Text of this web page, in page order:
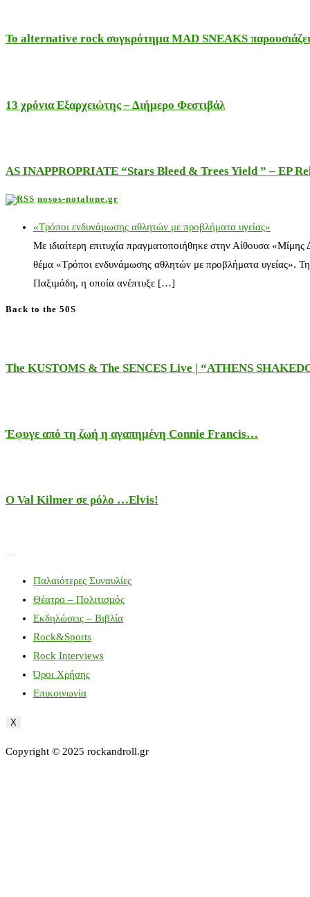
Το alternative rock συγκρότημα MAD SNEAKS
13 χρόνια Εξαρχειώτης – Διήμερο Φεστιβάλ
AS INAPPROPRIATE “Stars Bleed & Trees Yield ” – EP
nosos-notalone.gr
«Τρόποι ενδυνάμωσης αθλητών με προβλήματα υγείας»
Με ιδιαίτερη επιτυχία πραγματοποιήθηκε στην Αίθουσα
θέμα «Τρόποι ενδυνάμωσης αθλητών με προβλήματα υγείας».
Παξιμάδη, η οποία ανέπτυξε […]
Back to the 50S
The KUSTOMS & The SENCES Live | “ATHENS
Έφυγε από τη ζωή η αγαπημένη Connie Francis…
Ο Val Kilmer σε ρόλο …Elvis!
Παλαιότερες Συναυλίες
Θέατρο – Πολιτισμός
Εκδηλώσεις – Βιβλία
Rock&Sports
Rock Interviews
Όροι Χρήσης
Επικοινωνία
X
Copyright © 2025 rockandroll.gr